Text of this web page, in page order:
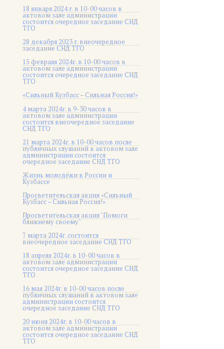
18 января 2024 г. в 10-00 часов в
актовом зале администрации
состоится очередное заседание СНД
ТГО
28 декабря 2023 г. внеочередное
заседание СНД ТГО
15 февраля 2024г. в 10-00 часов в
актовом зале администрации
состоится очередное заседание СНД
ТГО
«Сильный Кузбасс – Сильная Россия!»
4 марта 2024г. в 9-30 часов в
актовом зале администрации
состоится внеочередное заседание
СНД ТГО
21 марта 2024г. в 10-00 часов после
публичных слушаний в актовом зале
администрации состоится
очередное заседание СНД ТГО
Жизнь молодёжи в России и
Кузбассе
Просветительская акция «Сильный
Кузбасс – Сильная Россия!»
Просветительская акция "Помоги
ближнему своему"
7 марта 2024г. состоится
внеочередное заседание СНД ТГО
18 апреля 2024г. в 10-00 часов в
актовом зале администрации
состоится очередное заседание СНД
ТГО
16 мая 2024г. в 10-00 часов после
публичных слушаний в актовом зале
администрации состоится
очередное заседание СНД ТГО
20 июня 2024г. в 10-00 часов в
актовом зале администрации
состоится очередное заседание СНД
ТГО